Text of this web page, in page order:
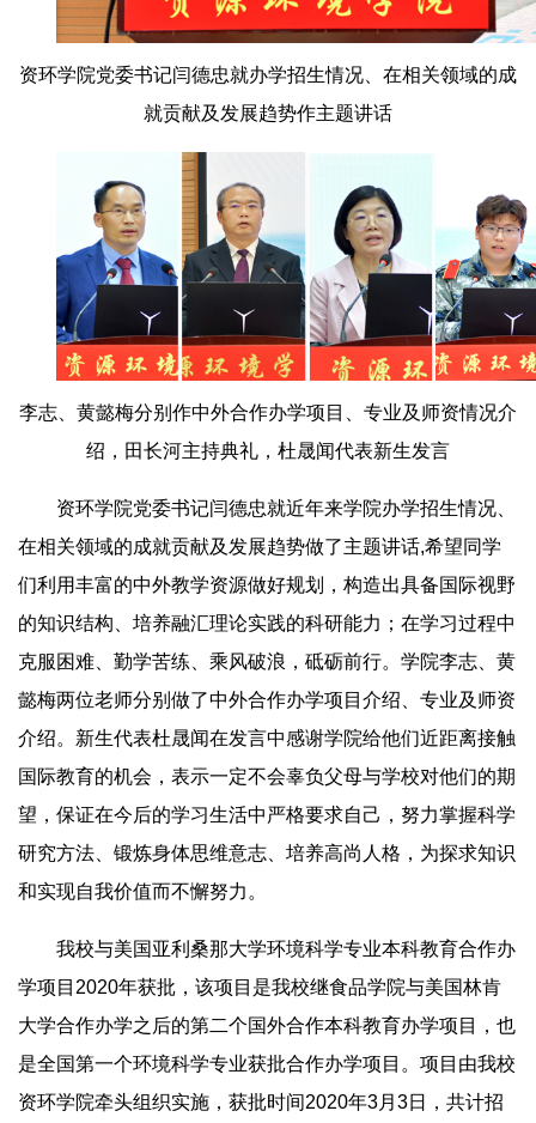
资环学院党委书记闫德忠就办学招生情况、在相关领域的成
就贡献及发展趋势作主题讲话
李志、黄懿梅分别作中外合作办学项目、专业及师资情况介
绍，田长河主持典礼，杜晟闻代表新生发言
资环学院党委书记闫德忠就近年来学院办学招生情况、
在相关领域的成就贡献及发展趋势做了主题讲话,希望同学
们利用丰富的中外教学资源做好规划，构造出具备国际视野
的知识结构、培养融汇理论实践的科研能力；在学习过程中
克服困难、勤学苦练、乘风破浪，砥砺前行。学院李志、黄
懿梅两位老师分别做了中外合作办学项目介绍、专业及师资
介绍。新生代表杜晟闻在发言中感谢学院给他们近距离接触
国际教育的机会，表示一定不会辜负父母与学校对他们的期
望，保证在今后的学习生活中严格要求自己，努力掌握科学
研究方法、锻炼身体思维意志、培养高尚人格，为探求知识
和实现自我价值而不懈努力。
我校与美国亚利桑那大学环境科学专业本科教育合作办
学项目2020年获批，该项目是我校继食品学院与美国林肯
大学合作办学之后的第二个国外合作本科教育办学项目，也
是全国第一个环境科学专业获批合作办学项目。项目由我校
资环学院牵头组织实施，获批时间2020年3月3日，共计招